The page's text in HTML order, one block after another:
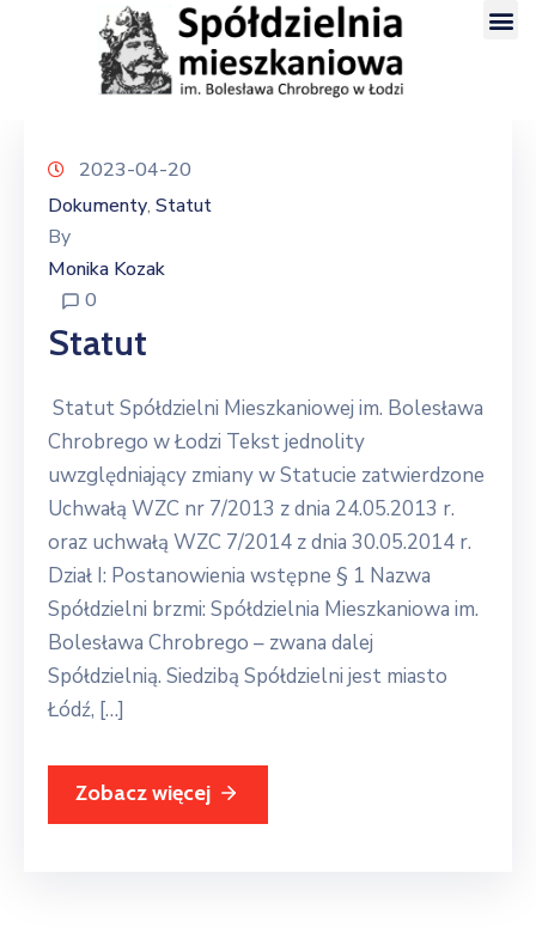
2023-04-20
Dokumenty‚ Statut
By
Monika Kozak
0
Statut
Statut Spółdzielni Mieszkaniowej im. Bolesława
Chrobrego w Łodzi Tekst jednolity
uwzględniający zmiany w Statucie zatwierdzone
Uchwałą WZC nr 7/2013 z dnia 24.05.2013 r.
oraz uchwałą WZC 7/2014 z dnia 30.05.2014 r.
Dział I: Postanowienia wstępne § 1 Nazwa
Spółdzielni brzmi: Spółdzielnia Mieszkaniowa im.
Bolesława Chrobrego – zwana dalej
Spółdzielnią. Siedzibą Spółdzielni jest miasto
Łódź, […]
Zobacz więcej